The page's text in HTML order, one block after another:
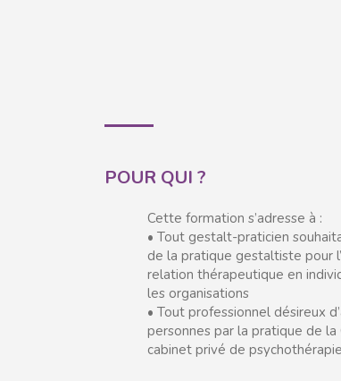
POUR QUI ?
Cette formation s’adresse à :
• Tout gestalt-praticien
de la pratique gestaltiste pour
relation thérapeutique en
les organisations
• Tout professionnel désireux
personnes par la pratique de
cabinet privé de